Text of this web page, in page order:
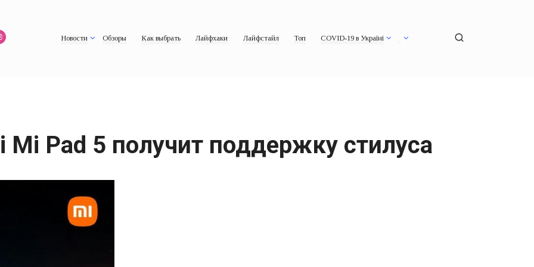
Новости Обзоры Как выбрать Лайфхаки Лайфстайл Топ COVID-19 в Україні
Pad 5 получит поддержку стилуса